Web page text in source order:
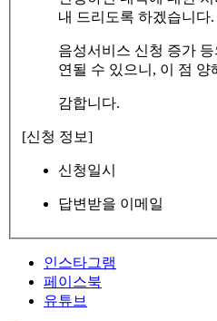
내 드리도록 하겠습니다.
음성서비스 신청 증가
연될 수 있으니, 이 점 양
감합니다.
[신청 정보]
신청일시
답변받을 이메일
인스타그램
페이스북
유튜브